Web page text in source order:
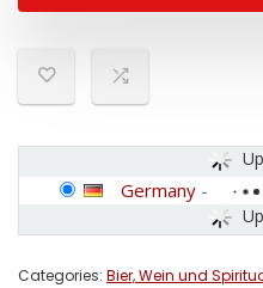
Germany -
Categories: Bier, Wein und